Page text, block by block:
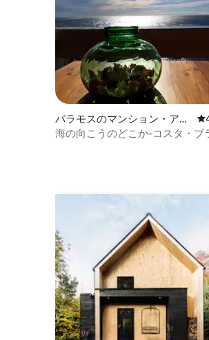
パラモスのマンション・アパ
ート
海の向こうのどこか-コスタ・ブ